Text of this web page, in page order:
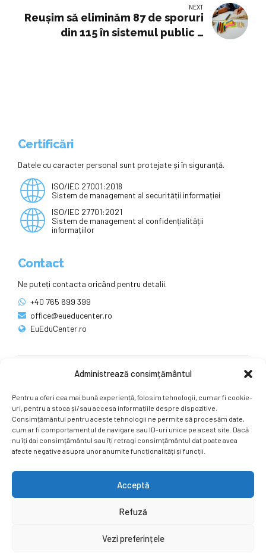
Administrează consimțământul
Pentru a oferi cea mai bună experiență, folosim tehnologii, cum ar fi cookie-
uri, pentru a stoca și/sau accesa informațiile despre dispozitive.
Consimțământul pentru aceste tehnologii ne permite să procesăm date,
cum ar fi comportamentul de navigare sau ID-uri unice pe acest site. Dacă
nu îți dai consimțământul sau îți retragi consimțământul dat poate avea
afecte negative asupra unor anumite funcționalități și funcții.
Acceptă
Refuză
Vezi preferințele
NEXT
Reușim să eliminăm 87 de sporuri
din 115 în sistemul public –
Certificări
Datele cu caracter personal sunt protejate și în siguranță.
ISO/IEC 27001:2018
Sistem de management al securității informației
ISO/IEC 27701:2021
Sistem de management al confidențialității
informațiilor
Contact
Ne puteți contacta oricând pentru detalii.
+40 765 699 399
office@eueducenter.ro
EuEduCenter.ro
Ne puteți găsi și pe rețelele sociale.